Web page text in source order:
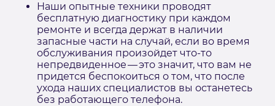
Наши опытные техники проводят
бесплатную диагностику при каждом
ремонте и всегда держат в наличии
запасные части на случай, если во время
обслуживания произойдет что-то
непредвиденное — это значит, что вам не
придется беспокоиться о том, что после
ухода наших специалистов вы останетесь
без работающего телефона.